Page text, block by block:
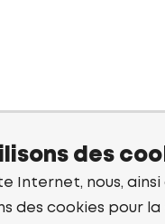
des
Internet, nous,
des cookies pour